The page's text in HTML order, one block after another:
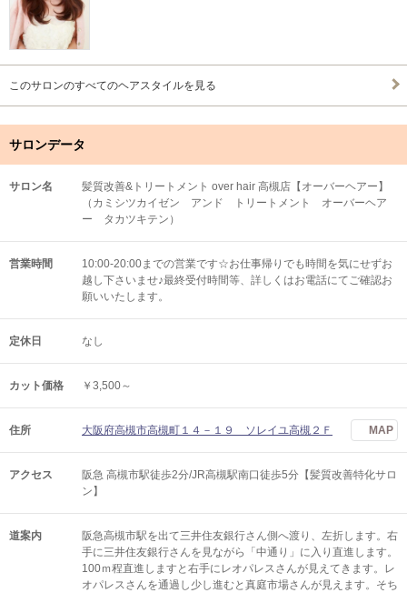
このサロンのすべてのヘアスタイルを見る
サロンデータ
サロン名
髪質改善&トリートメント over hair 高槻店【オーバーヘアー】
（カミシツカイゼン アンド トリートメント オーバーヘア
ー タカツキテン）
営業時間
10:00-20:00までの営業です☆お仕事帰りでも時間を気にせずお
越し下さいませ♪最終受付時間等、詳しくはお電話にてご確認お
願いいたします。
定休日 なし
カット価格 ￥3,500～
住所 大阪府高槻市高槻町１４－１９ ソレイユ高槻２Ｆ MAP
アクセス
阪急 高槻市駅徒歩2分/JR高槻駅南口徒歩5分【髪質改善特化サロ
ン】
道案内
阪急高槻市駅を出て三井住友銀行さん側へ渡り、左折します。右
手に三井住友銀行さんを見ながら「中通り」に入り直進します。
100ｍ程直進しますと右手にレオパレスさんが見えてきます。レ
オパレスさんを通過し少し進むと真庭市場さんが見えます。そち